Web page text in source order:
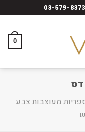
0
מעוצבות צבע